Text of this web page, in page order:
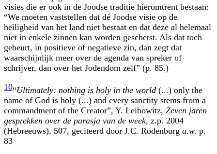
visies die er ook in de Joodse traditie hieromtrent bestaan:
“We moeten vaststellen dat dé Joodse visie op de
heiligheid van het land niet bestaat en dat deze al helemaal
niet in enkele zinnen kan worden geschetst. Als dat toch
gebeurt, in positieve of negatieve zin, dan zegt dat
waarschijnlijk meer over de agenda van spreker of
schrijver, dan over het Jodendom zelf” (p. 85.)
10“Ultimately: nothing is holy in the world (...) only the
name of God is holy (...) and every sanctity stems from a
commandment of the Creator”, Y. Leibowitz, Zeven jaren
gesprekken over de parasja van de week, z.p. 2004
(Hebreeuws), 507, geciteerd door J.C. Rodenburg a.w. p.
83